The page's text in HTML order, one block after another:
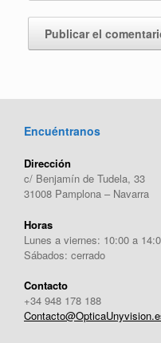
Encuéntranos
Dirección
c/ Benjamín de Tudela, 33
31008 Pamplona – Navarra
Horas
Lunes a viernes: 10:00 a
Sábados: cerrado
Contacto
+34 948 178 188